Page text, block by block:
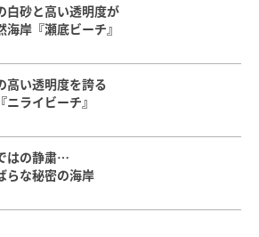
白砂と高い透明度が
海岸『瀬底ビーチ』
高い透明度を誇る
ニライビーチ』
はの静粛…
らな秘密の海岸